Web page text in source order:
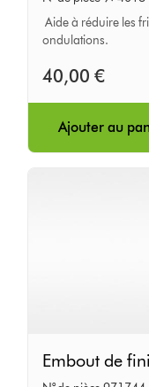
Aide à réduire les
ondulations.
40,00 €
Ajouter au
de
Embout de